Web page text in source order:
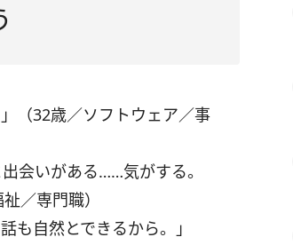
（32歳／ソフトウェア／事
会いがある……気がする。
／専門職）
も自然とできるから。」